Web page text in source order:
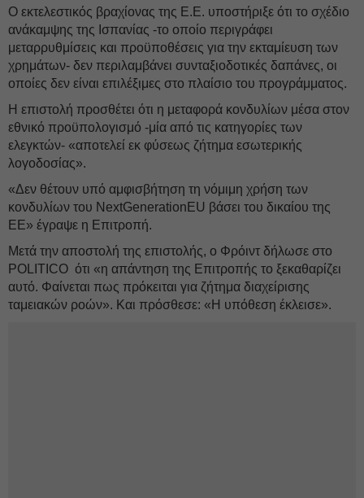
Ο εκτελεστικός βραχίονας της Ε.Ε. υποστήριξε ότι το σχέδιο
ανάκαμψης της Ισπανίας -το οποίο περιγράφει
μεταρρυθμίσεις και προϋποθέσεις για την εκταμίευση των
χρημάτων- δεν περιλαμβάνει συνταξιοδοτικές δαπάνες, οι
οποίες δεν είναι επιλέξιμες στο πλαίσιο του προγράμματος.
Η επιστολή προσθέτει ότι η μεταφορά κονδυλίων μέσα στον
εθνικό προϋπολογισμό -μία από τις κατηγορίες των
ελεγκτών- «αποτελεί εκ φύσεως ζήτημα εσωτερικής
λογοδοσίας».
«Δεν θέτουν υπό αμφισβήτηση τη νόμιμη χρήση των
κονδυλίων του NextGenerationEU βάσει του δικαίου της
ΕΕ» έγραψε η Επιτροπή.
Μετά την αποστολή της επιστολής, ο Φρόιντ δήλωσε στο
POLITICO ότι «η απάντηση της Επιτροπής το ξεκαθαρίζει
αυτό. Φαίνεται πως πρόκειται για ζήτημα διαχείρισης
ταμειακών ροών». Και πρόσθεσε: «Η υπόθεση έκλεισε».